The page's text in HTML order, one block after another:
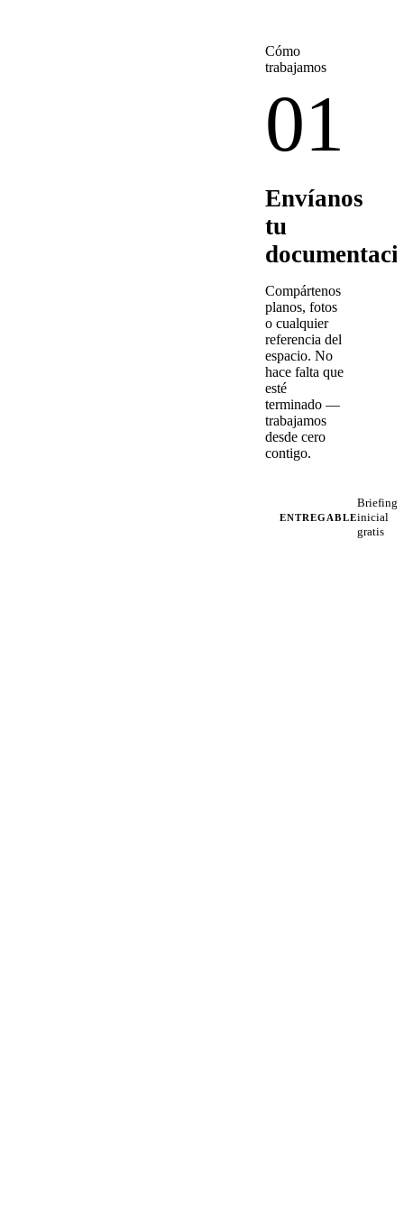
Cómo
trabajamos
01
Envíanos
tu
Compártenos
planos, fotos
o cualquier
referencia del
espacio. No
hace falta que
esté
terminado —
trabajamos
desde cero
contigo.
ENTREGABLE
Briefing
inicial
gratis